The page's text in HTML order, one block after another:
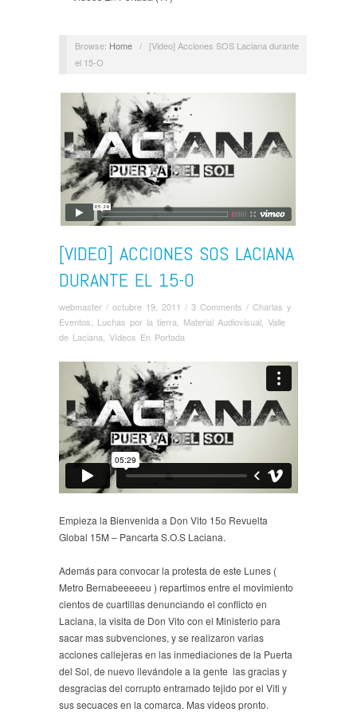
Browse: Home /
[Video] Acciones SOS Laciana durante
el 15-O
[VIDEO] ACCIONES SOS LACIANA
DURANTE EL 15-O
webmaster / octubre 19, 2011 / 3 Comments / Charlas y
Eventos
Luchas por la tierra Material Audiovisual Valle
de Laciana Vídeos En Portada
Empieza la Bienvenida a Don Vito 15o Revuelta
Global 15M – Pancarta S.O.S Laciana.
Además para convocar la protesta de este Lunes (
Metro Bernabeeeeeu ) repartimos entre el movimiento
cientos de cuartillas denunciando el conflicto en
Laciana, la visita de Don Vito con el Ministerio para
sacar mas subvenciones, y se realizaron varias
acciones callejeras en las inmediaciones de la Puerta
del Sol, de nuevo llevándole a la gente las gracias y
desgracias del corrupto entramado tejido por el Viti y
sus secuaces en la comarca. Mas videos pronto.